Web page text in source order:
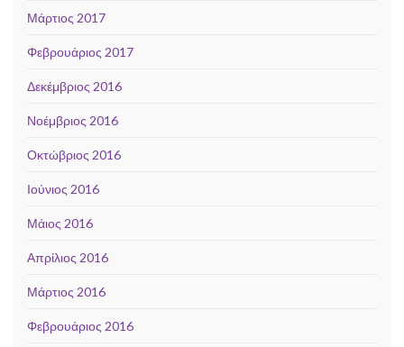
Μάρτιος 2017
Φεβρουάριος 2017
Δεκέμβριος 2016
Νοέμβριος 2016
Οκτώβριος 2016
Ιούνιος 2016
Μάιος 2016
Απρίλιος 2016
Μάρτιος 2016
Φεβρουάριος 2016